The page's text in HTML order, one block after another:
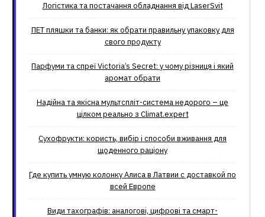
Логістика та постачання обладнання від LaserSvit
ПЕТ пляшки та банки: як обрати правильну упаковку для
свого продукту
Парфуми та спреї Victoria’s Secret: у чому різниця і який
аромат обрати
Надійна та якісна мультспліт-система недорого – це
цілком реально з Climat.еxpert
Сухофрукти: користь, вибір і способи вживання для
щоденного раціону
Где купить умную колонку Алиса в Латвии с доставкой по
всей Европе
Види тахографів: аналогові, цифрові та смарт-